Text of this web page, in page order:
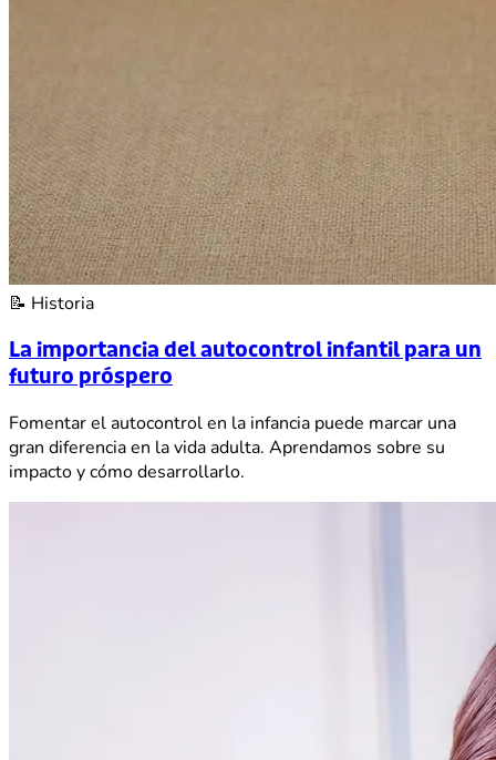
📝 Historia
La importancia del autocontrol infantil para un
futuro próspero
Fomentar el autocontrol en la infancia puede marcar una
gran diferencia en la vida adulta. Aprendamos sobre su
impacto y cómo desarrollarlo.